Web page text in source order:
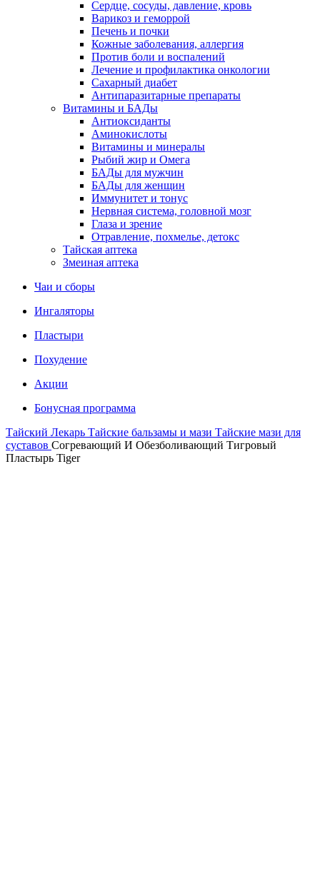
Сердце, сосуды, давление, кровь
Варикоз и геморрой
Печень и почки
Кожные заболевания, аллергия
Против боли и воспалений
Лечение и профилактика онкологии
Сахарный диабет
Антипаразитарные препараты
Витамины и БАДы
Антиоксиданты
Аминокислоты
Витамины и минералы
Рыбий жир и Омега
БАДы для мужчин
БАДы для женщин
Иммунитет и тонус
Нервная система, головной мозг
Глаза и зрение
Отравление, похмелье, детокс
Тайская аптека
Змеиная аптека
Чаи и сборы
Ингаляторы
Пластыри
Похудение
Акции
Бонусная программа
Тайский Лекарь Тайские бальзамы и мази Тайские мази для
суставов Согревающий И Обезболивающий Тигровый
Пластырь Tiger